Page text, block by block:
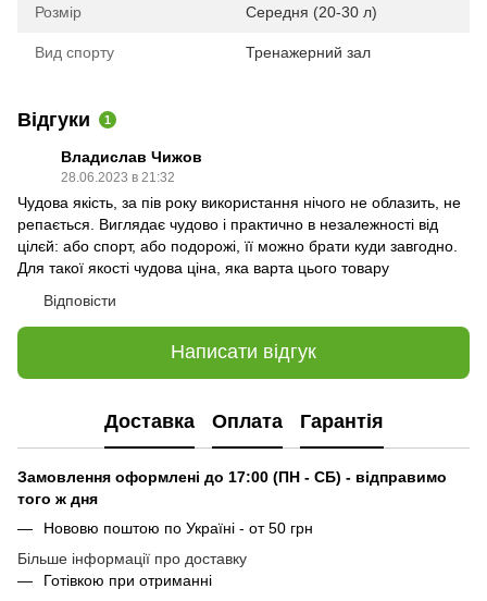
Розмір Середня (20-30 л)
Вид спорту Тренажерний зал
Відгуки 1
Владислав Чижов
28.06.2023 в 21:32
Чудова якість, за пів року використання нічого не облазить, не
репається. Виглядає чудово і практично в незалежності від
цілєй: або спорт, або подорожі, її можно брати куди завгодно.
Для такої якості чудова ціна, яка варта цього товару
Відповісти
Написати відгук
Доставка Оплата Гарантія
Замовлення оформлені до 17:00 (ПН - СБ) - відправимо
того ж дня
Нововю поштою по Україні - от 50 грн
Більше інформації про доставку
Готівкою при отриманні